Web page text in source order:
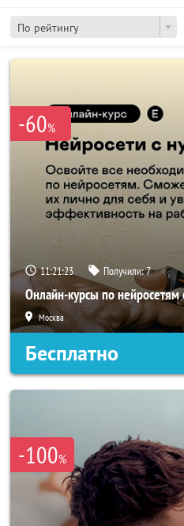
По рейтингу
-60%
11:21:22 Получили:7
Онлайн-курсы по
Москва
Бесплатно
-100%